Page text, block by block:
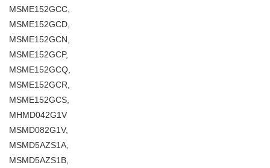
MSME152GCC,
MSME152GCD,
MSME152GCN,
MSME152GCP,
MSME152GCQ,
MSME152GCR,
MSME152GCS,
MHMD042G1V
MSMD082G1V,
MSMD5AZS1A,
MSMD5AZS1B,